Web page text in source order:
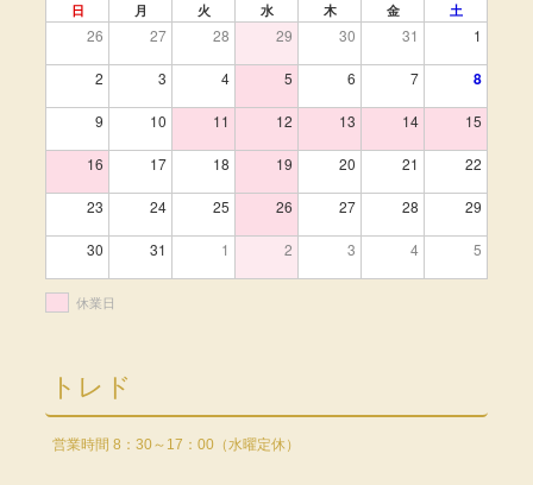
日 月 火 水 木 金 土
26 27 28 29 30 31 1
2 3 4 5 6 7 8
9 10 11 12 13 14 15
16 17 18 19 20 21 22
23 24 25 26 27 28 29
30 31 1 2 3 4 5
休業日
トレド
営業時間 8：30～17：00（水曜定休）